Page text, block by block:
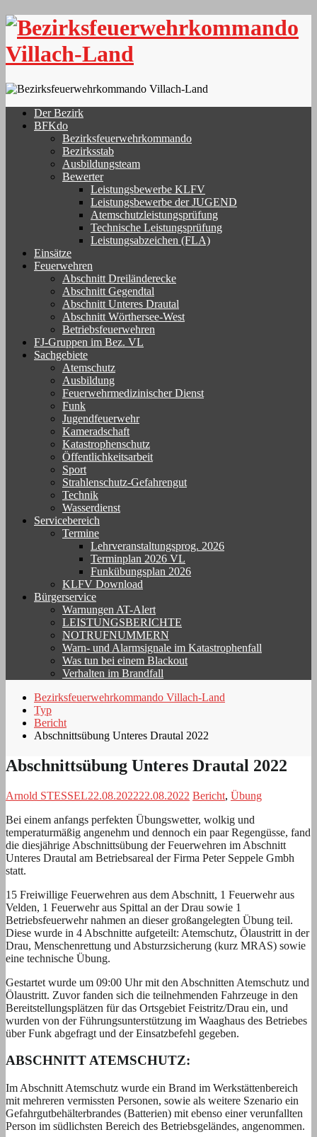
Skip
content
Der Bezirk
BFKdo
Bezirksfeuerwehrkommando
Bezirksstab
Ausbildungsteam
Bewerter
Leistungsbewerbe KLFV
Leistungsbewerbe der JUGEND
Atemschutzleistungsprüfung
Technische Leistungsprüfung
Leistungsabzeichen (FLA)
Einsätze
Feuerwehren
Abschnitt Dreiländerecke
Abschnitt Gegendtal
Abschnitt Unteres Drautal
Abschnitt Wörthersee-West
Betriebsfeuerwehren
FJ-Gruppen im Bez. VL
Sachgebiete
Atemschutz
Ausbildung
Feuerwehrmedizinischer Dienst
Funk
Jugendfeuerwehr
Kameradschaft
Katastrophenschutz
Öffentlichkeitsarbeit
Sport
Strahlenschutz-Gefahrengut
Technik
Wasserdienst
Servicebereich
Termine
Lehrveranstaltungsprog. 2026
Terminplan 2026 VL
Funkübungsplan 2026
KLFV Download
Bürgerservice
Warnungen AT-Alert
LEISTUNGSBERICHTE
NOTRUFNUMMERN
Warn- und Alarmsignale im Katastrophenfall
Was tun bei einem Blackout
Verhalten im Brandfall
Bezirksfeuerwehrkommando Villach-Land
Typ
Bericht
Abschnittsübung Unteres Drautal 2022
Abschnittsübung Unteres Drautal 2022
Arnold STESSEL22.08.202222.08.2022 Bericht, Übung
Bei einem anfangs perfekten Übungswetter, wolkig und
temperaturmäßig angenehm und dennoch ein paar Regengüsse, fand
die diesjährige Abschnittsübung der Feuerwehren im Abschnitt
Unteres Drautal am Betriebsareal der Firma Peter Seppele Gmbh
statt.
15 Freiwillige Feuerwehren aus dem Abschnitt, 1 Feuerwehr aus
Velden, 1 Feuerwehr aus Spittal an der Drau sowie 1
Betriebsfeuerwehr nahmen an dieser großangelegten Übung teil.
Diese wurde in 4 Abschnitte aufgeteilt: Atemschutz, Ölaustritt in der
Drau, Menschenrettung und Absturzsicherung (kurz MRAS) sowie
eine technische Übung.
Gestartet wurde um 09:00 Uhr mit den Abschnitten Atemschutz und
Ölaustritt. Zuvor fanden sich die teilnehmenden Fahrzeuge in den
Bereitstellungsplätzen für das Ortsgebiet Feistritz/Drau ein, und
wurden von der Führungsunterstützung im Waaghaus des Betriebes
über Funk abgefragt und der Einsatzbefehl gegeben.
ABSCHNITT ATEMSCHUTZ:
Im Abschnitt Atemschutz wurde ein Brand im Werkstättenbereich
mit mehreren vermissten Personen, sowie als weitere Szenario ein
Gefahrgutbehälterbrandes (Batterien) mit ebenso einer verunfallten
Person im südlichsten Bereich des Betriebsgeländes, angenommen.